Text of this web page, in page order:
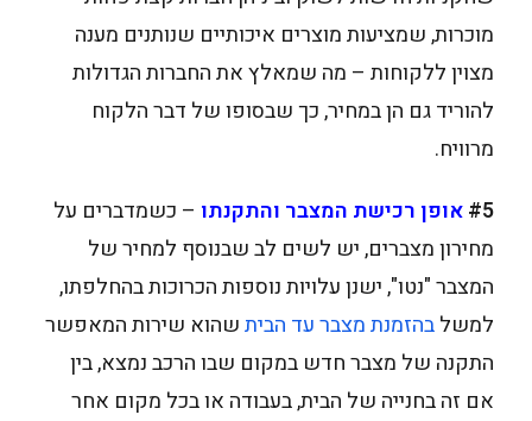
מוכרות, שמציעות מוצרים איכותיים שנותנים מענה
מצוין ללקוחות – מה שמאלץ את החברות הגדולות
להוריד גם הן במחיר, כך שבסופו של דבר הלקוח
מרוויח.
#5 אופן רכישת המצבר והתקנתו – כשמדברים על
מחירון מצברים, יש לשים לב שבנוסף למחיר של
המצבר "נטו", ישנן עלויות נוספות הכרוכות בהחלפתו,
למשלבהזמנת מצבר עד הביתשהוא שירות המאפשר
התקנה של מצבר חדש במקום שבו הרכב נמצא, בין
אם זה בחנייה של הבית, בעבודה או בכל מקום אחר